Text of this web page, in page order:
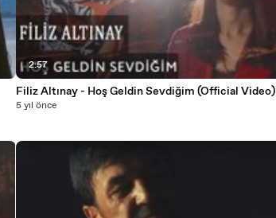
2:57
Filiz Altınay - Hoş Geldin Sevdiğim (Official Video)
5 yıl önce